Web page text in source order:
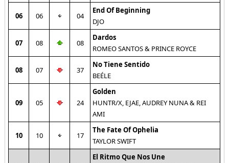
06 06 04
End Of Beginning
DJO
07 08 08
Dardos
ROMEO SANTOS & PRINCE ROYCE
08 07 37
No Tiene Sentido
BEÉLE
09 05 24
Golden
HUNTR/X, EJAE, AUDREY NUNA & REI
AMI
10 10 17
The Fate Of Ophelia
TAYLOR SWIFT
El Ritmo Que Nos Une